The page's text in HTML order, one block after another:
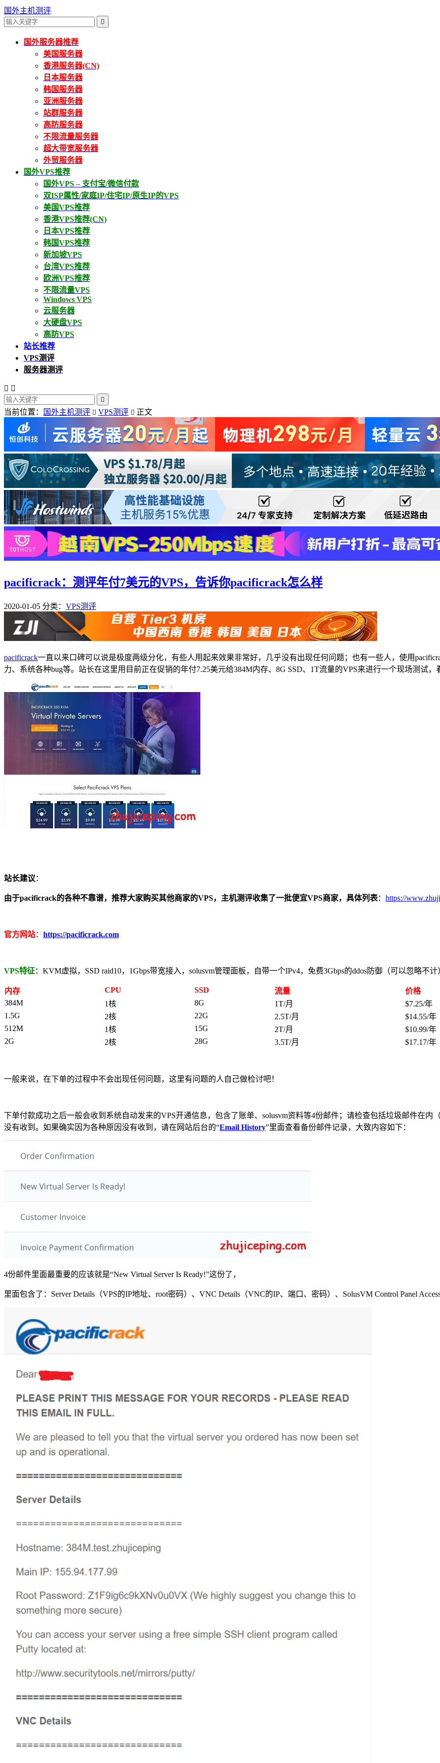
国外主机测评

国外服务器推荐
美国服务器
香港服务器(CN)
日本服务器
韩国服务器
亚洲服务器
站群服务器
高防服务器
不限流量服务器
超大带宽服务器
外贸服务器
国外VPS推荐
国外VPS – 支付宝/微信付款
双ISP属性/家庭IP/住宅IP/原生IP的VPS
美国VPS推荐
香港VPS推荐(CN)
日本VPS推荐
韩国VPS推荐
新加坡VPS
台湾VPS推荐
欧洲VPS推荐
不限流量VPS
Windows VPS
云服务器
大硬盘VPS
高防VPS
站长推荐
VPS测评
服务器测评
 

当前位置： 国外主机测评  VPS测评  正文
pacificrack：测评年付7美元的VPS，告诉你pacificrack怎么样
2020-01-05 分类： VPS测评
pacificrack一直以来口碑可以说是极度两级分化，有些人用起来效果非常好，几乎没有出现任何问题；也有一些人，使用
力、系统各种bug等。站长在这里用目前正在促销的年付7.25美元给384M内存、8G SSD、1T流量的VPS来进行一个现场测试，
站长建议 ：
由于pacificrack的各种不靠谱，推荐大家购买其他商家的VPS，主机测评收集了一批便宜VPS商家，具体列表： https://
官方网站： https://pacificrack.com
VPS特征：KVM虚拟，SSD raid10，1Gbps带宽接入，solusvm管理面板，自带一个IPv4，免费3Gbps的ddos防御（可以忽略不计
内存 CPU SSD 流量 价格
384M
1核 8G 1T/月 $7.25/年
1.5G
2核 22G 2.5T/月 $14.55/年
512M
1核 15G 2T/月 $10.99/年
2G
2核 28G 3.5T/月 $17.17/年
一般来说，在下单的过程中不会出现任何问题，这里有问题的人自己做检讨吧！
下单付款成功之后一般会收到系统自动发来的VPS开通信息，包含了账单、solusvm资料等4份邮件；请检查包括垃圾邮件在
没有收到。如果确实因为各种原因没有收到，请在网站后台的“Email History”里面查看备份邮件记录，大致内容如下：
4份邮件里面最重要的应该就是“New Virtual Server Is Ready!”这份了，
里面包含了：Server Details（VPS的IP地址、root密码）、VNC Details（VNC的IP、端口、密码）、SolusVM Control Panel